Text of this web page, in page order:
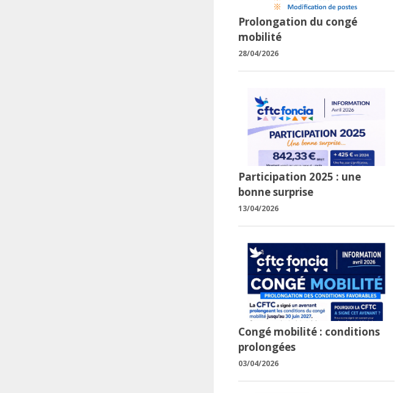
Prolongation du congé
mobilité
28/04/2026
Participation 2025 : une
bonne surprise
13/04/2026
Congé mobilité : conditions
prolongées
03/04/2026